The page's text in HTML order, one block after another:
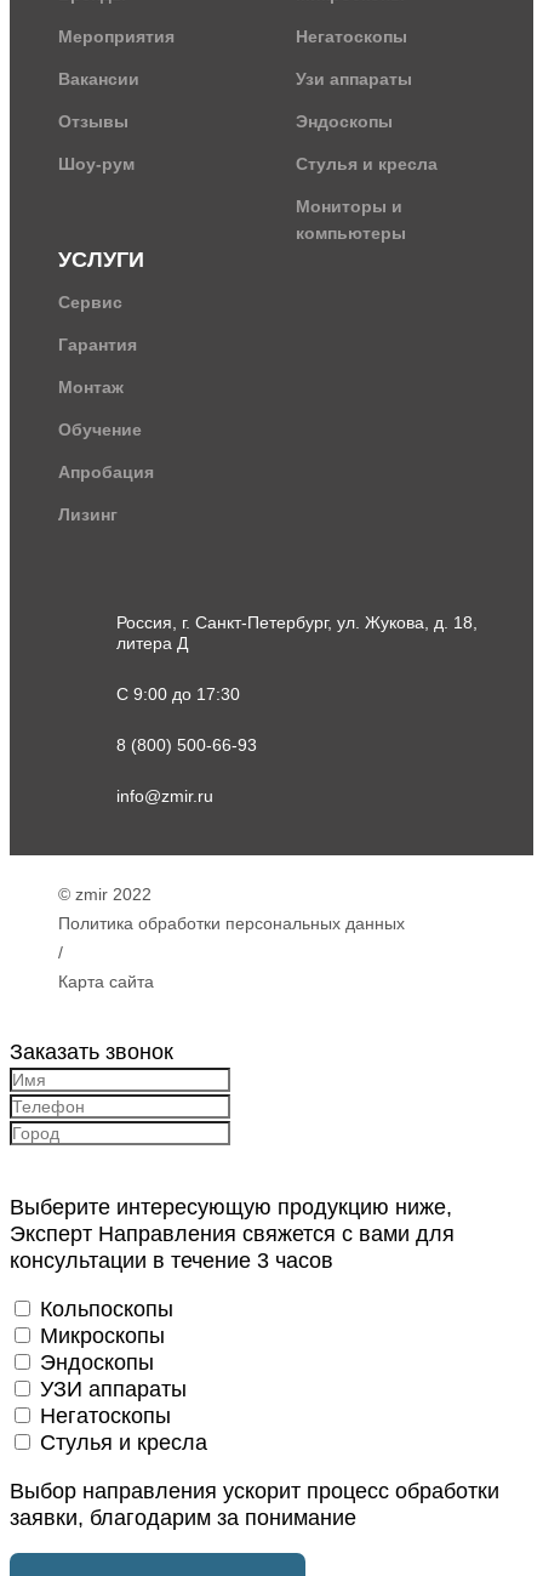
Мероприятия
Вакансии
Отзывы
Шоу-рум
Негатоскопы
Узи аппараты
Эндоскопы
Стулья и кресла
Мониторы и
компьютеры
УСЛУГИ
Сервис
Гарантия
Монтаж
Обучение
Апробация
Лизинг
Россия, г. Санкт-Петербург, ул. Жукова, д. 18,
литера Д
С 9:00 до 17:30
8 (800) 500-66-93
info@zmir.ru
© zmir 2022
Политика обработки персональных данных
/
Карта сайта
Заказать звонок
Выберите интересующую продукцию ниже,
Эксперт Направления свяжется с вами для
консультации в течение 3 часов
Кольпоскопы
Микроскопы
Эндоскопы
УЗИ аппараты
Негатоскопы
Стулья и кресла
Выбор направления ускорит процесс обработки
заявки, благодарим за понимание